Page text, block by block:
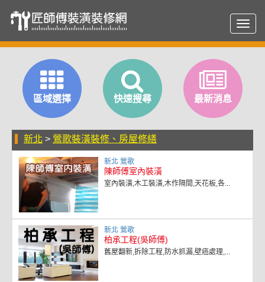
區域選擇 快速搜尋 最新消息
新北 > 鶯歌裝潢裝修、房屋修繕
新北 鶯歌
陳師傅室內裝潢
室內裝潢,木工裝潢,木作隔間,天花板,各...
新北 鶯歌
柏承工程(吳師傅)
舊屋翻新,拆除工程,防水抓漏,壁癌處理,...